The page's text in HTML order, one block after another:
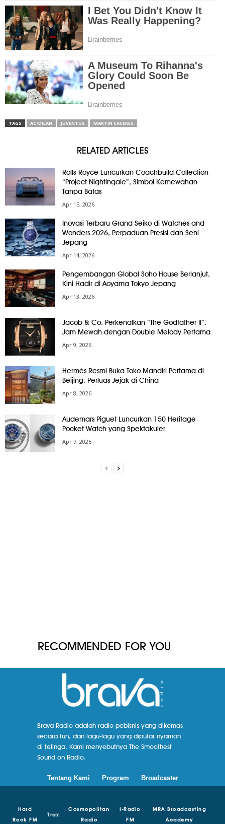
TAGS AC MILAN JUVENTUS MARTIN CACERES
RELATED ARTICLES
Rolls-Royce Luncurkan Coachbuild Collection
“Project Nightingale”, Simbol Kemewahan
Tanpa Batas
Apr 15, 2026
Inovasi Terbaru Grand Seiko di Watches and
Wonders 2026, Perpaduan Presisi dan Seni
Jepang
Apr 14, 2026
Pengembangan Global Soho House Berlanjut,
Kini Hadir di Aoyama Tokyo Jepang
Apr 13, 2026
Jacob & Co. Perkenalkan “The Godfather II”,
Jam Mewah dengan Double Melody Pertama
Apr 9, 2026
Hermès Resmi Buka Toko Mandiri Pertama di
Beijing, Perluas Jejak di China
Apr 8, 2026
Audemars Piguet Luncurkan 150 Heritage
Pocket Watch yang Spektakuler
Apr 7, 2026
RECOMMENDED FOR YOU
Brava Radio adalah radio pebisnis yang dikemas
secara fun, dan lagu-lagu yang diputar nyaman
di telinga. Kami menyebutnya The Smoothest
Sound on Radio.
Tentang Kami Program Broadcaster
Hard
Rock FM
Trax
Cosmopolitan
Radio
I-Radio
FM
MRA Broadcasting
Academy